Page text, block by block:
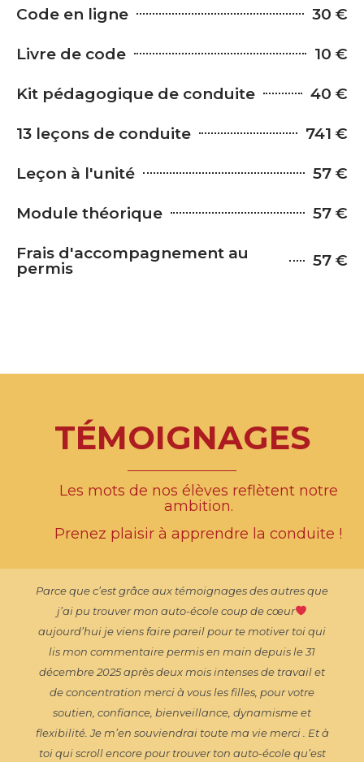
Code en ligne 30 €
Livre de code 10 €
Kit pédagogique de conduite 40 €
13 leçons de conduite 741 €
Leçon à l'unité 57 €
Module théorique 57 €
Frais d'accompagnement au
permis
57 €
TÉMOIGNAGES
Les mots de nos élèves reflètent notre
ambition.
Prenez plaisir à apprendre la conduite !
Parce que c’est grâce aux témoignages des autres que
j’ai pu trouver mon auto-école coup de cœur
aujourd’hui je viens faire pareil pour te motiver toi qui
lis mon commentaire permis en main depuis le 31
décembre 2025 après deux mois intenses de travail et
de concentration merci à vous les filles, pour votre
soutien, confiance, bienveillance, dynamisme et
flexibilité. Je m’en souviendrai toute ma vie merci . Et à
toi qui scroll encore pour trouver ton auto-école qu’est